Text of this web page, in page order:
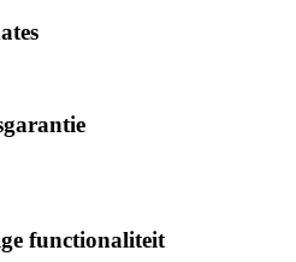
functionaliteit